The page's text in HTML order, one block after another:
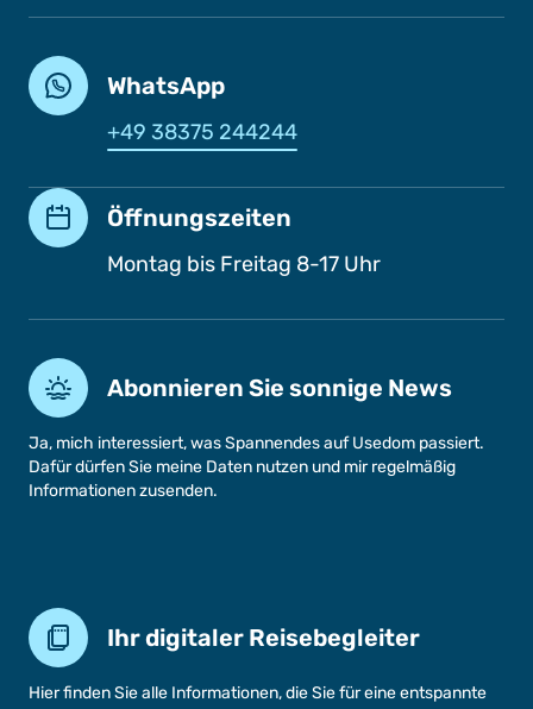
WhatsApp
+49 38375 244244
Öffnungszeiten
Montag bis Freitag 8-17 Uhr
Abonnieren Sie sonnige News
Ja, mich interessiert, was Spannendes auf Usedom passiert.
Dafür dürfen Sie meine Daten nutzen und mir regelmäßig
Informationen zusenden.
Ihr digitaler Reisebegleiter
Hier finden Sie alle Informationen, die Sie für eine entspannte